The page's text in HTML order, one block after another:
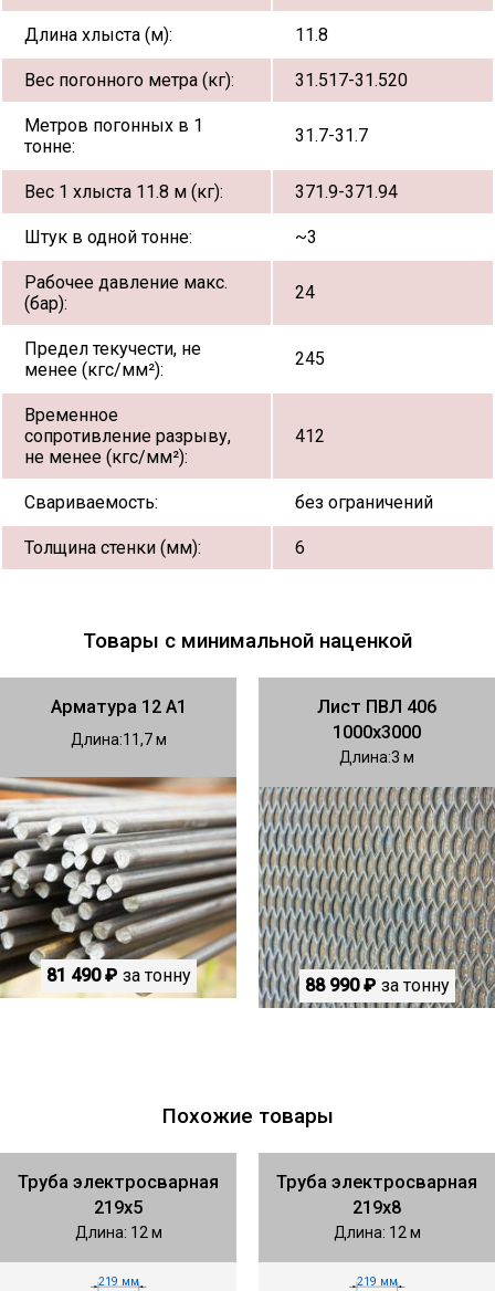
Длина хлыста (м): 11.8
Вес погонного метра (кг): 31.517-31.520
Метров погонных в 1
тонне:
31.7-31.7
Вес 1 хлыста 11.8 м (кг): 371.9-371.94
Штук в одной тонне: ~3
Рабочее давление макс.
(бар):
24
Предел текучести, не
менее (кгс/мм²):
245
Временное
сопротивление разрыву,
не менее (кгс/мм²):
412
Свариваемость: без ограничений
Толщина стенки (мм): 6
Товары с минимальной наценкой
Арматура 12 А1
Длина 11,7
81 490 ₽ за тонну
Лист ПВЛ 406
1000х3000
Длина 3
88 990 ₽ за тонну
Похожие товары
Труба электросварная
219х5
Длина: 12 м
219 мм
Труба электросварная
219х8
Длина: 12 м
219 мм